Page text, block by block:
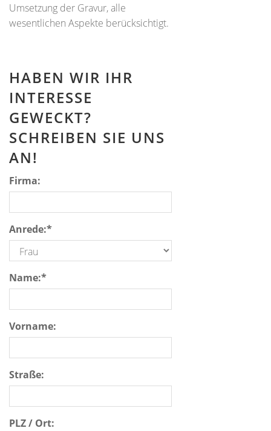
Umsetzung der Gravur, alle
wesentlichen Aspekte berücksichtigt.
HABEN WIR IHR
INTERESSE
GEWECKT?
SCHREIBEN SIE UNS
AN!
Firma:
Anrede:*
Name:*
Vorname:
Straße:
PLZ / Ort: